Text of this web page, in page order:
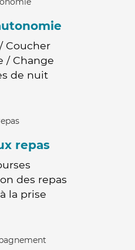
Coucher
/ Change
de nuit
repas
des repas
la prise